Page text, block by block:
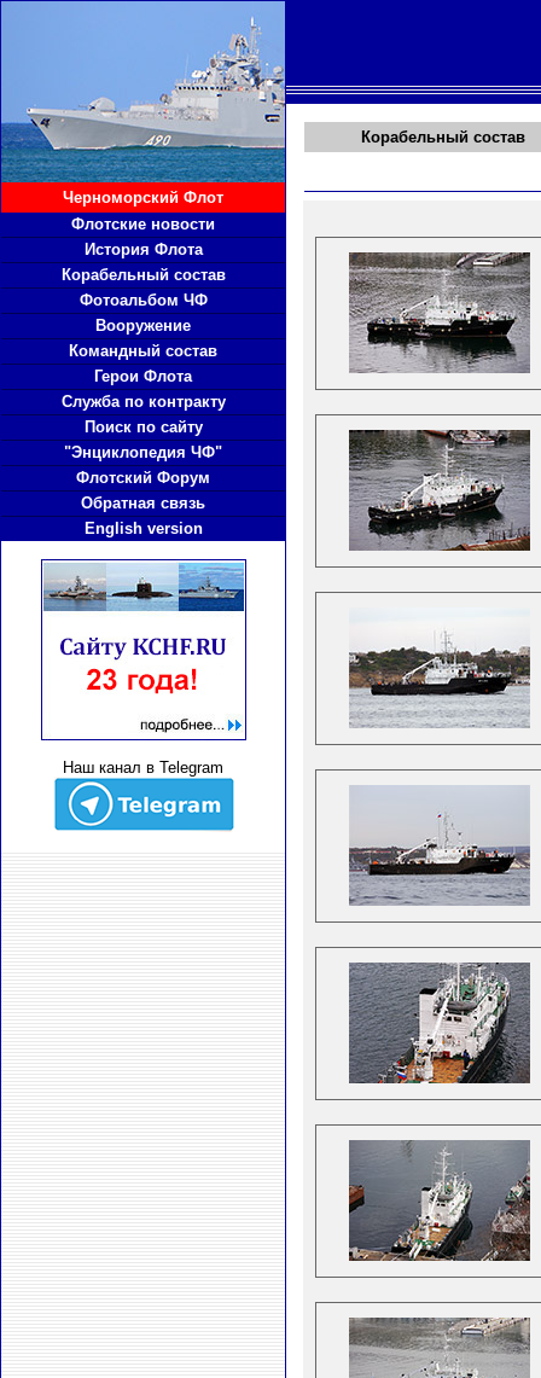
Черноморский Флот
Флотские новости
История Флота
Корабельный состав
Фотоальбом ЧФ
Вооружение
Командный состав
Герои Флота
Служба по контракту
Поиск по сайту
"Энциклопедия ЧФ"
Флотский Форум
Обратная связь
English version
Наш канал в Telegram
Корабельный состав